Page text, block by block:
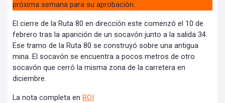
próxima semana para su aprobación.
El cierre de la Ruta 80 en dirección este comenzó el 10 de
febrero tras la aparición de un socavón junto a la salida 34.
Ese tramo de la Ruta 80 se construyó sobre una antigua
mina. El socavón se encuentra a pocos metros de otro
socavón que cerró la misma zona de la carretera en
diciembre.
La nota completa en ROI